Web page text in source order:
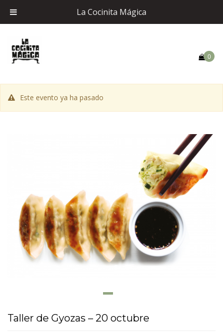
0
Este evento ya ha pasado
Taller de Gyozas – 20 octubre
La Cocinita Mágica